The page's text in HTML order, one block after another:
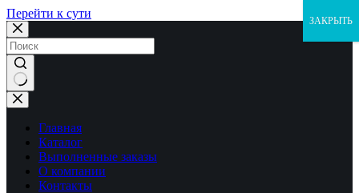
Перейти к сути
Ничего
не
найденоГлавная
Каталог
Выполненные заказы
О компании
Контакты
ЗАКРЫТЬ